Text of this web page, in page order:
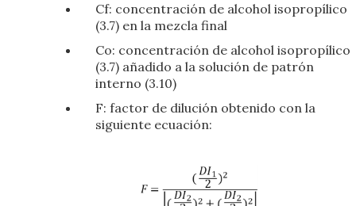
Cf: concentración de alcohol isopropílico
(3.7) en la mezcla final
Co: concentración de alcohol isopropílico
(3.7) añadido a la solución de patrón
interno (3.10)
F: factor de dilución obtenido con la
siguiente ecuación: